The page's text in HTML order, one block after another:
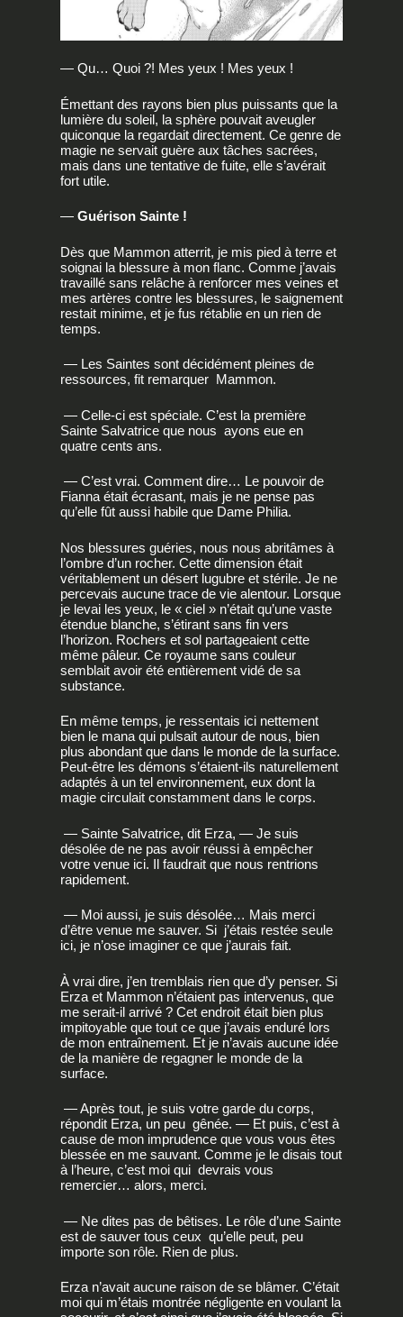
— Qu… Quoi ?! Mes yeux ! Mes yeux !
Émettant des rayons bien plus puissants que la
lumière du soleil, la sphère pouvait aveugler
quiconque la regardait directement. Ce genre de
magie ne servait guère aux tâches sacrées,
mais dans une tentative de fuite, elle s’avérait
fort utile.
— Guérison Sainte !
Dès que Mammon atterrit, je mis pied à terre et
soignai la blessure à mon flanc. Comme j’avais
travaillé sans relâche à renforcer mes veines et
mes artères contre les blessures, le saignement
restait minime, et je fus rétablie en un rien de
temps.
— Les Saintes sont décidément pleines de
ressources, fit remarquer Mammon.
— Celle-ci est spéciale. C’est la première
Sainte Salvatrice que nous ayons eue en
quatre cents ans.
— C’est vrai. Comment dire… Le pouvoir de
Fianna était écrasant, mais je ne pense pas
qu’elle fût aussi habile que Dame Philia.
Nos blessures guéries, nous nous abritâmes à
l’ombre d’un rocher. Cette dimension était
véritablement un désert lugubre et stérile. Je ne
percevais aucune trace de vie alentour. Lorsque
je levai les yeux, le « ciel » n’était qu’une vaste
étendue blanche, s’étirant sans fin vers
l’horizon. Rochers et sol partageaient cette
même pâleur. Ce royaume sans couleur
semblait avoir été entièrement vidé de sa
substance.
En même temps, je ressentais ici nettement
bien le mana qui pulsait autour de nous, bien
plus abondant que dans le monde de la surface.
Peut-être les démons s’étaient-ils naturellement
adaptés à un tel environnement, eux dont la
magie circulait constamment dans le corps.
— Sainte Salvatrice, dit Erza, — Je suis
désolée de ne pas avoir réussi à empêcher
votre venue ici. Il faudrait que nous rentrions
rapidement.
— Moi aussi, je suis désolée… Mais merci
d’être venue me sauver. Si j’étais restée seule
ici, je n’ose imaginer ce que j’aurais fait.
À vrai dire, j’en tremblais rien que d’y penser. Si
Erza et Mammon n’étaient pas intervenus, que
me serait-il arrivé ? Cet endroit était bien plus
impitoyable que tout ce que j’avais enduré lors
de mon entraînement. Et je n’avais aucune idée
de la manière de regagner le monde de la
surface.
— Après tout, je suis votre garde du corps,
répondit Erza, un peu gênée. — Et puis, c’est à
cause de mon imprudence que vous vous êtes
blessée en me sauvant. Comme je le disais tout
à l’heure, c’est moi qui devrais vous
remercier… alors, merci.
— Ne dites pas de bêtises. Le rôle d’une Sainte
est de sauver tous ceux qu’elle peut, peu
importe son rôle. Rien de plus.
Erza n’avait aucune raison de se blâmer. C’était
moi qui m’étais montrée négligente en voulant la